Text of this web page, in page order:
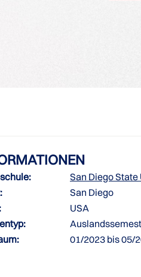
San Diego
San Diego
USA
01/2023 bis 05/